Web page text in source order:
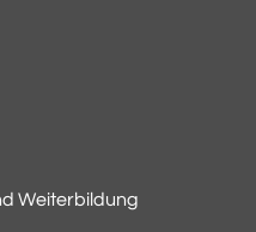
Weiterbildung